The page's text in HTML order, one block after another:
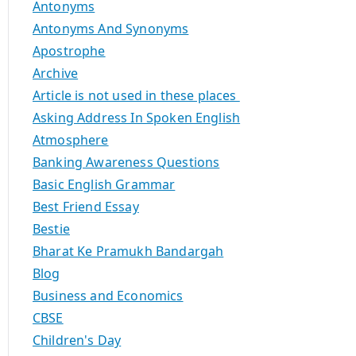
Antonyms
Antonyms And Synonyms
Apostrophe
Archive
Article is not used in these places
Asking Address In Spoken English
Atmosphere
Banking Awareness Questions
Basic English Grammar
Best Friend Essay
Bestie
Bharat Ke Pramukh Bandargah
Blog
Business and Economics
CBSE
Children's Day